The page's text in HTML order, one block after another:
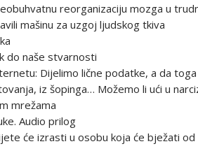
reorganizaciju mozga u
mašinu za uzgoj ljudskog tkiva
do naše stvarnosti
Dijelimo lične podatke, a da
iz šopinga… Možemo li ući u
mrežama
Audio prilog
će izrasti u osobu koja će bježati